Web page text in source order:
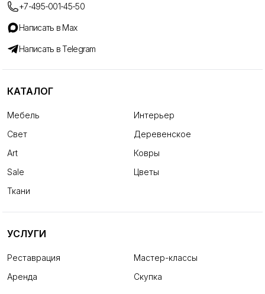
+7-495-001-45-50
Написать в Max
Написать в Telegram
КАТАЛОГ
Мебель
Интерьер
Свет
Деревенское
Art
Ковры
Sale
Цветы
Ткани
УСЛУГИ
Реставрация
Мастер-классы
Аренда
Скупка